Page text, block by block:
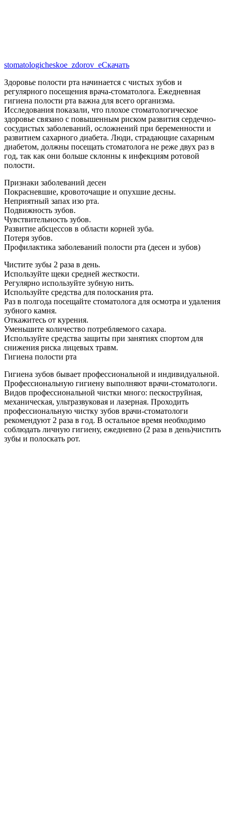
stomatologicheskoe_zdorov_eСкачать
Здоровье полости рта начинается с чистых зубов и
регулярного посещения врача-стоматолога. Ежедневная
гигиена полости рта важна для всего организма.
Исследования показали, что плохое стоматологическое
здоровье связано с повышенным риском развития сердечно-
сосудистых заболеваний, осложнений при беременности и
развитием сахарного диабета. Люди, страдающие сахарным
диабетом, должны посещать стоматолога не реже двух раз в
год, так как они больше склонны к инфекциям ротовой
полости.
Признаки заболеваний десен
Покрасневшие, кровоточащие и опухшие десны.
Неприятный запах изо рта.
Подвижность зубов.
Чувствительность зубов.
Развитие абсцессов в области корней зуба.
Потеря зубов.
Профилактика заболеваний полости рта (десен и зубов)
Чистите зубы 2 раза в день.
Используйте щеки средней жесткости.
Регулярно используйте зубную нить.
Используйте средства для полоскания рта.
Раз в полгода посещайте стоматолога для осмотра и удаления
зубного камня.
Откажитесь от курения.
Уменьшите количество потребляемого сахара.
Используйте средства защиты при занятиях спортом для
снижения риска лицевых травм.
Гигиена полости рта
Гигиена зубов бывает профессиональной и индивидуальной.
Профессиональную гигиену выполняют врачи-стоматологи.
Видов профессиональной чистки много: пескоструйная,
механическая, ультразвуковая и лазерная. Проходить
профессиональную чистку зубов врачи-стоматологи
рекомендуют 2 раза в год. В остальное время необходимо
соблюдать личную гигиену, ежедневно (2 раза в день)чистить
зубы и полоскать рот.